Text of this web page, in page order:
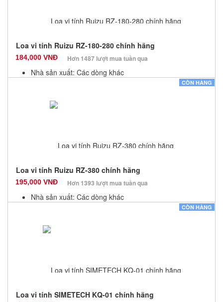
Loa vi tính Ruizu RZ-180-280 chính hãng
184,000 VNĐ Hơn 1487 lượt mua tuần qua
Nhà sản xuất: Các dòng khác
Số lượng: 100
CÒN HÀNG
Loa vi tính Ruizu RZ-380 chính hãng
195,000 VNĐ Hơn 1393 lượt mua tuần qua
Nhà sản xuất: Các dòng khác
Số lượng: 100
CÒN HÀNG
Loa vi tính SIMETECH KQ-01 chính hãng